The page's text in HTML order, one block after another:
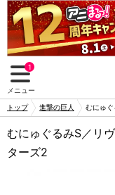
1
メニュー
トップ 進撃の巨人 むにゅ
むにゅぐるみS／リ
ターズ2